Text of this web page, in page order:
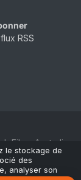
RSS
Australia
/
le stockage de
des
analyser son